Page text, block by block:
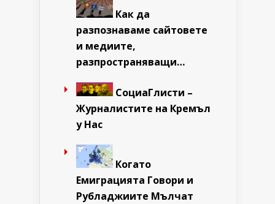
Как да
разпознаваме сайтовете
и медиите,
разпространяващи…
СоциаГлисти –
Журналистите на Кремъл
у Нас
Когато
Емиграцията Говори и
Рубладжиите Мълчат